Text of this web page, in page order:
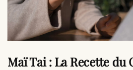
Maï Tai : La Recette du